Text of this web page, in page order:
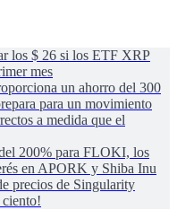
los $ 26 si los ETF XRP
mes
un ahorro del 300
para un movimiento
a medida que el
200% para FLOKI, los
en APORK y Shiba Inu
precios de Singularity
ciento!